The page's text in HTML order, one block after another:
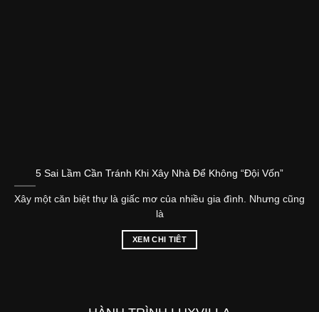
5 Sai Lầm Cần Tránh Khi Xây Nhà Để Không “Đội Vốn”
Xây một căn biệt thự là giấc mơ của nhiều gia đình. Nhưng cũng
là
XEM CHI TIÊT